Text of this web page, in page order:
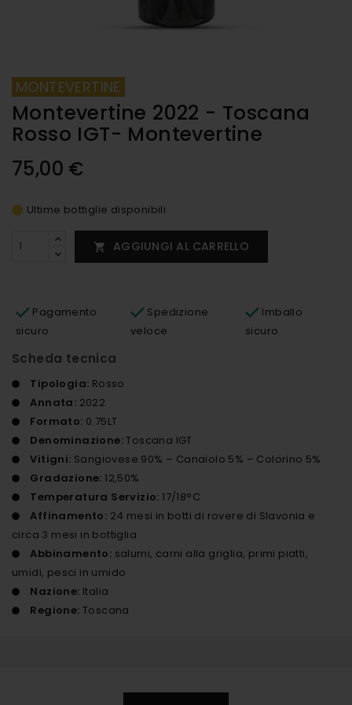
MONTEVERTINE
Montevertine 2022 - Toscana
Rosso IGT- Montevertine
75,00 €
Ultime bottiglie disponibili
 AGGIUNGI AL CARRELLO
Pagamento
sicuro
Spedizione
veloce
Imballo
sicuro
Scheda tecnica
Tipologia: Rosso
Annata: 2022
Formato: 0.75LT
Denominazione:Toscana IGT
Vitigni: Sangiovese 90% – Canaiolo 5% – Colorino 5%
Gradazione: 12,50%
Temperatura Servizio: 17/18°C
Affinamento: 24 mesi in botti di rovere di Slavonia e
circa 3 mesi in bottiglia
Abbinamento: salumi, carni alla griglia, primi piatti,
umidi, pesci in umido
Nazione: Italia
Regione:Toscana